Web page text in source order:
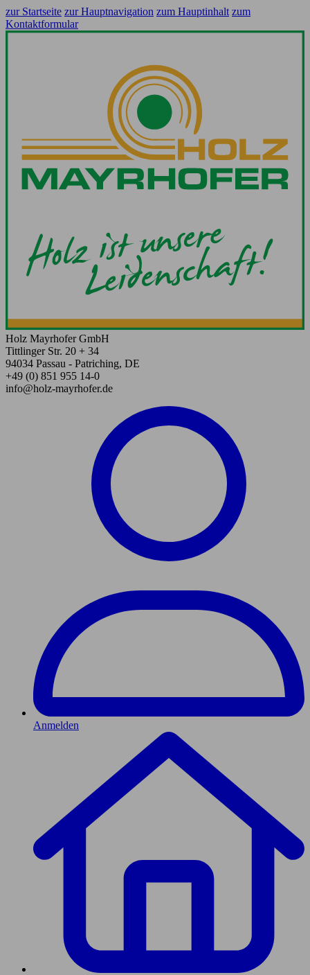
zur Startseite zur Hauptnavigation zum Hauptinhalt zum
Kontaktformular
Holz Mayrhofer GmbH
Tittlinger Str. 20 + 34
94034 Passau - Patriching, DE
+49 (0) 851 955 14-0
info@holz-mayrhofer.de
Anmelden